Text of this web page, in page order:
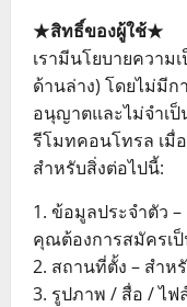
★สิทธิ์ของผู้ใช้★
เรามีนโยบายความ
ด้านล่าง) โดยไม่มีก
อนุญาตและไม่จำเป็
รีโมทคอนโทรล เมื่
สำหรับสิ่งต่อไปนี้:
1. ข้อมูลประจำตัว
คุณต้องการสมัครเ
2. สถานที่ตั้ง – สำ
3. รูปภาพ / สื่อ / ไ